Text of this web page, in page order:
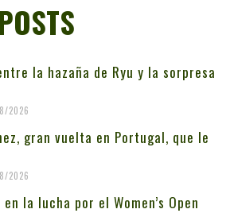
la hazaña de Ryu y la sorpresa
2026
gran vuelta en Portugal, que le
2026
la lucha por el Women’s Open